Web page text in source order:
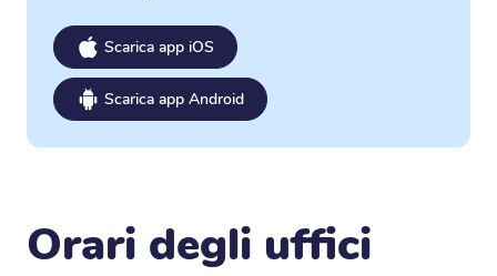
Scarica app iOS
Scarica app Android
Orari degli uffici